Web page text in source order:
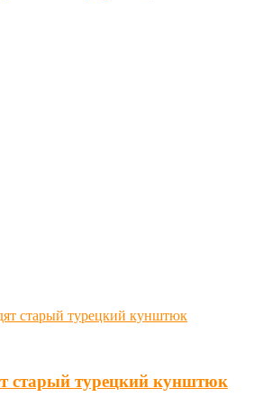
старый турецкий кунштюк